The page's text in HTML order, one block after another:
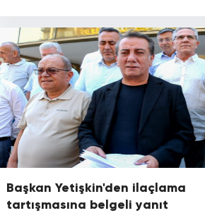
Başkan Yetişkin'den ilaçlama
tartışmasına belgeli yanıt